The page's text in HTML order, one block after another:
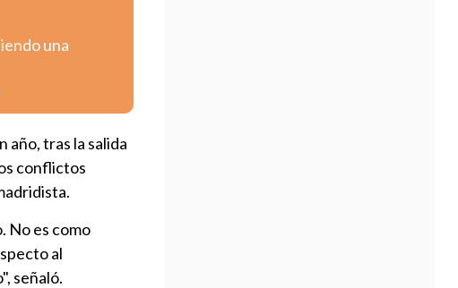
una
año, tras la salida
conflictos
No es como
al
señaló.